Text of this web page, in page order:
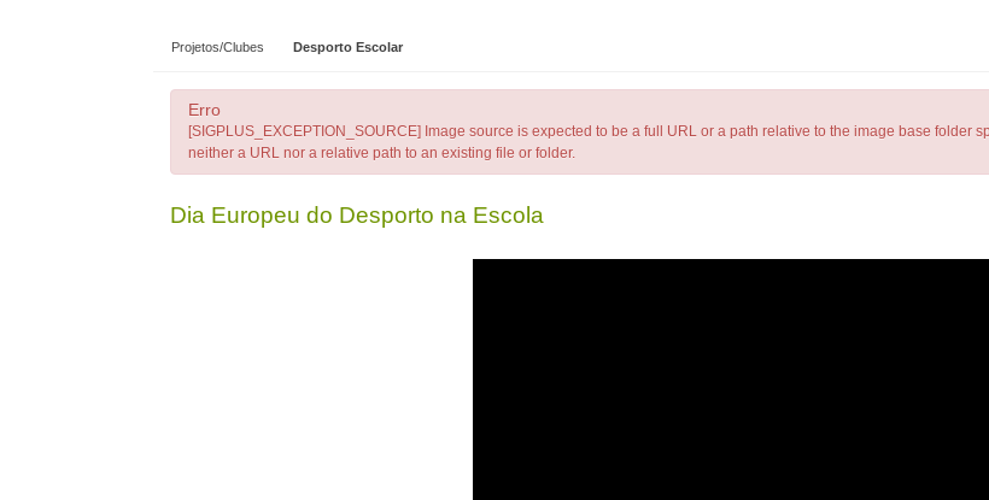
Projetos/Clubes Desporto Escolar
Erro
[SIGPLUS_EXCEPTION_SOURCE] Image source is expected to be a full URL or a path relative to the image base folder
neither a URL nor a relative path to an existing file or folder.
Dia Europeu do Desporto na Escola